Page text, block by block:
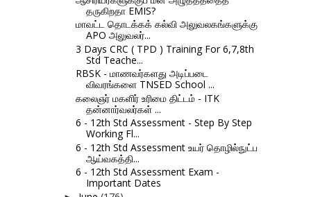
தருகிறதா EMIS?
மாவட்ட தொடக்கக் கல்வி அலுவலகங்களுக்கு
APO அலுவலர்...
3 Days CRC ( TPD ) Training For 6,7,8th
Std Teache...
RBSK - மாணவர்களது அடிப்படை
விவரங்களை TNSED School ...
கலைஞர் மகளிர் உரிமை திட்டம் - ITK
தன்னார்வலர்கள் ...
6 - 12th Std Assessment - Step By Step
Working Fl...
6 - 12th Std Assessment உயர் தொழில்நுட்ப
ஆய்வகத்தி...
6 - 12th Std Assessment Exam -
Important Dates